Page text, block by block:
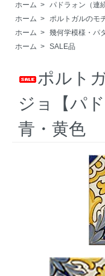
ホーム > パドラォン（連
ホーム > ポルトガルのモ
ホーム > 幾何学模様・パ
ホーム > SALE品
ポルト
ジョ【パ
青・黄色